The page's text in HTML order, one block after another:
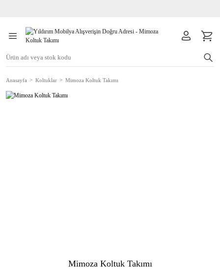
Anasayfa Koltuklar Mimoza Koltuk Takımı
Mimoza Koltuk Takımı